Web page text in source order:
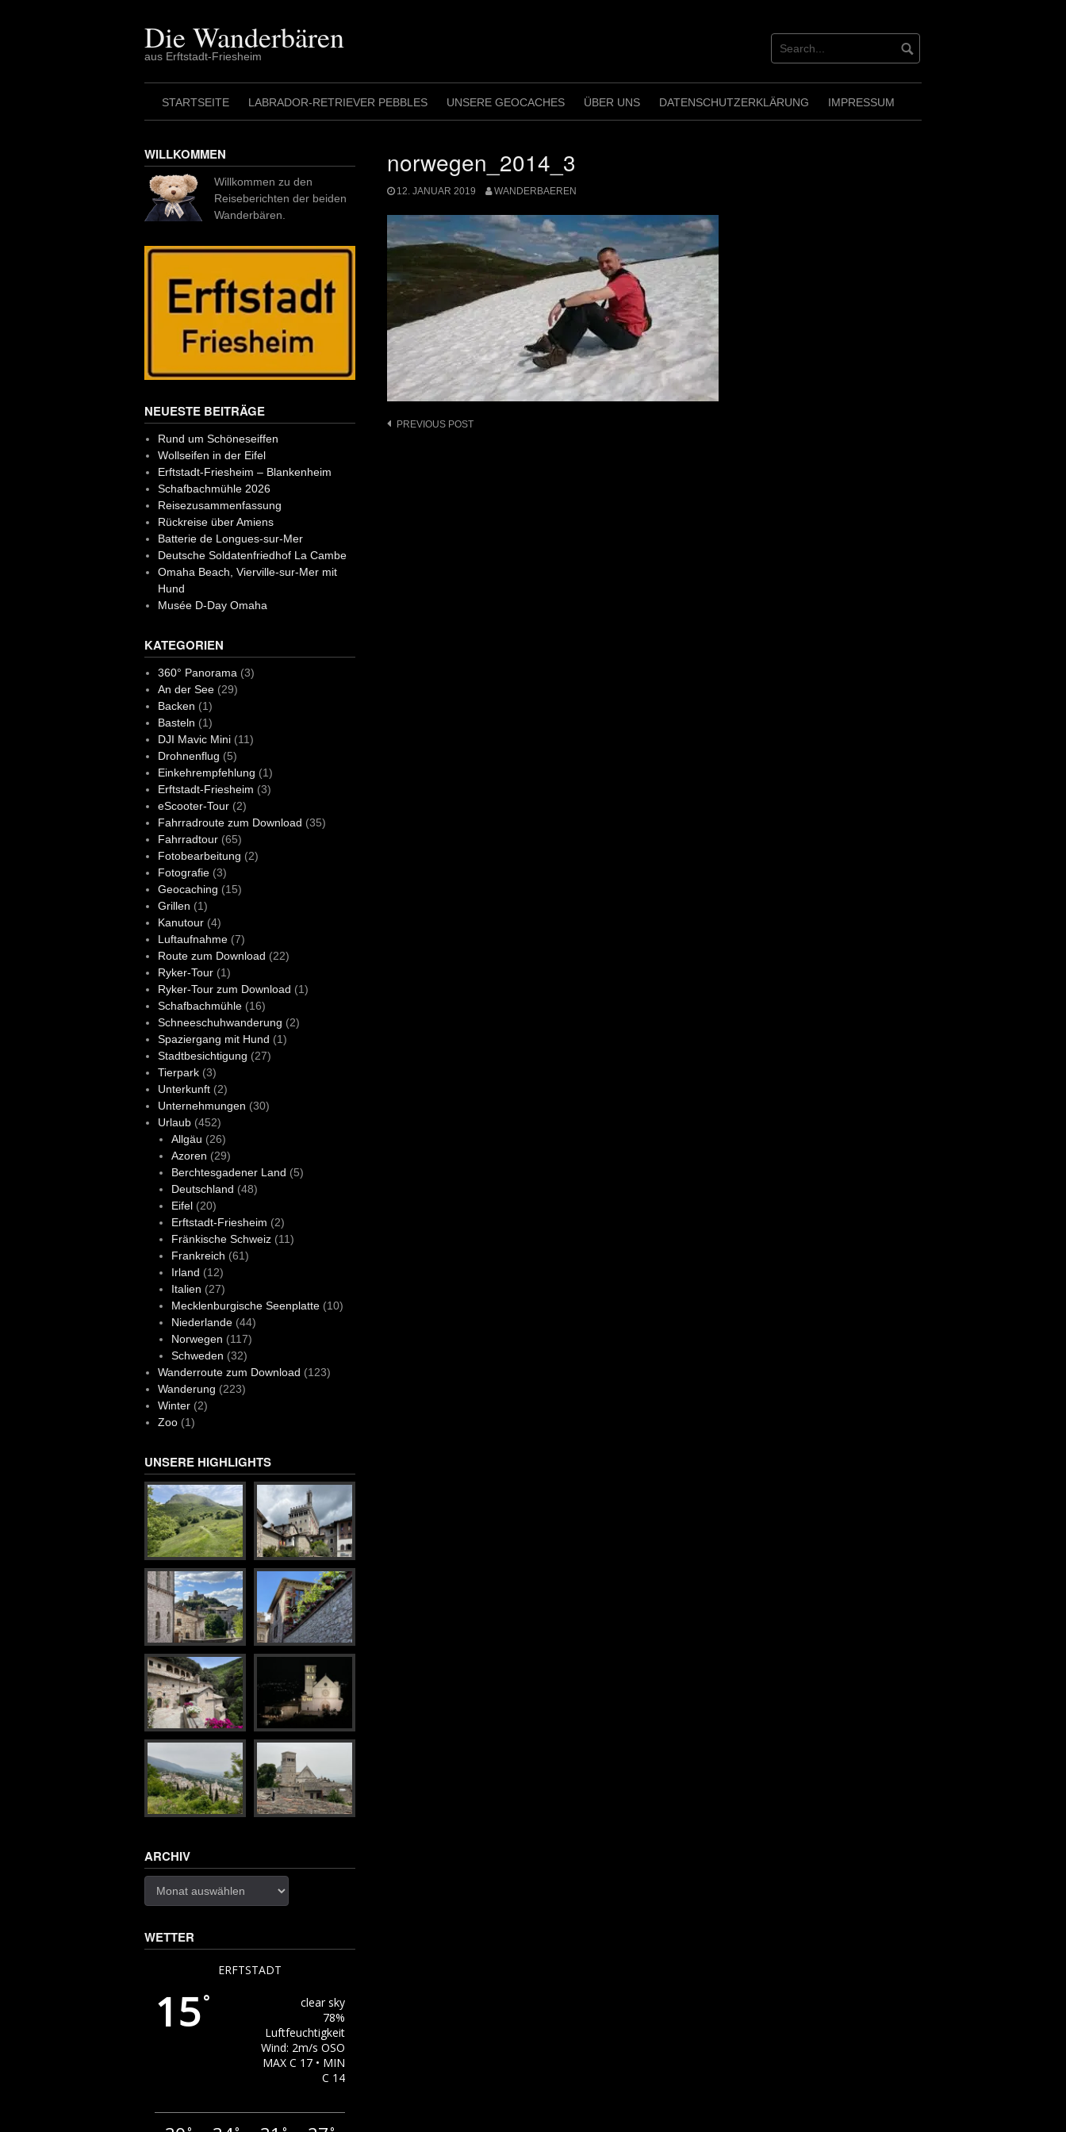
Die Wanderbären
aus Erftstadt-Friesheim
STARTSEITE LABRADOR-RETRIEVER PEBBLES UNSERE GEOCACHES ÜBER UNS DATENSCHUTZERKLÄRUNG IMPRESSUM
norwegen_2014_3
12. JANUAR 2019 WANDERBAEREN
Post
PREVIOUS POST
WILLKOMMEN
Willkommen zu den
Reiseberichten der beiden
Wanderbären.
NEUESTE BEITRÄGE
Rund um Schöneseiffen
Wollseifen in der Eifel
Erftstadt-Friesheim – Blankenheim
Schafbachmühle 2026
Reisezusammenfassung
Rückreise über Amiens
Batterie de Longues-sur-Mer
Deutsche Soldatenfriedhof La Cambe
Omaha Beach, Vierville-sur-Mer mit
Hund
Musée D-Day Omaha
KATEGORIEN
360° Panorama(3)
An der See(29)
Backen (1)
Basteln (1)
DJI Mavic Mini(11)
Drohnenflug (5)
Einkehrempfehlung (1)
Erftstadt-Friesheim (3)
eScooter-Tour(2)
Fahrradroute zum Download (35)
Fahrradtour(65)
Fotobearbeitung (2)
Fotografie(3)
Geocaching (15)
Grillen (1)
Kanutour(4)
Luftaufnahme(7)
Route zum Download (22)
Ryker-Tour(1)
Ryker-Tour zum Download (1)
Schafbachmühle(16)
Schneeschuhwanderung (2)
Spaziergang mit Hund (1)
Stadtbesichtigung (27)
Tierpark(3)
Unterkunft(2)
Unternehmungen (30)
Urlaub(452)
Allgäu (26)
Azoren (29)
Berchtesgadener Land (5)
Deutschland (48)
Eifel(20)
Erftstadt-Friesheim (2)
Fränkische Schweiz(11)
Frankreich (61)
Irland (12)
Italien (27)
Mecklenburgische Seenplatte(10)
Niederlande(44)
Norwegen (117)
Schweden (32)
Wanderroute zum Download (123)
Wanderung (223)
Winter(2)
Zoo(1)
UNSERE HIGHLIGHTS
ARCHIV
WETTER
ERFTSTADT
15°
clear sky
78%
Luftfeuchtigkeit
Wind: 2m/s OSO
MAX C 17 • MIN
C 14